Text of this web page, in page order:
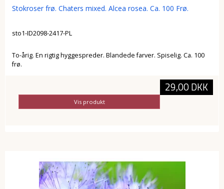
Stokroser frø. Chaters mixed. Alcea rosea. Ca. 100 Frø.
sto1-ID2098-2417-PL
To-årig. En rigtig hyggespreder. Blandede farver. Spiselig. Ca. 100
frø.
29,00 DKK
Vis produkt